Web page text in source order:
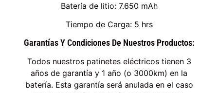
Batería de litio: 7.650 mAh
Tiempo de Carga: 5 hrs
Garantías Y Condiciones De Nuestros Productos:
Todos nuestros patinetes eléctricos tienen 3
años de garantía y 1 año (o 3000km) en la
batería. Esta garantía será anulada en el caso